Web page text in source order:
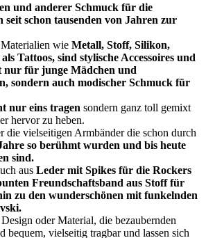
und anderer Schmuck für die
seit schon tausenden von Jahren zur
wie Metall, Stoff, Silikon,
Tattoos, sind stylische Accessoires und
nur für junge Mädchen und
sondern auch modischer Schmuck für
nur eins tragen sondern ganz toll gemixt
hervor zu heben.
die vielseitigen Armbänder die schon durch
so berühmt wurden und bis heute
sind.
aus Leder mit Spikes für die Rockers
Freundschaftsband aus Stoff für
zu den wunderschönen mit funkelnden
oder Material, die bezaubernden
bequem, vielseitig tragbar und lassen sich